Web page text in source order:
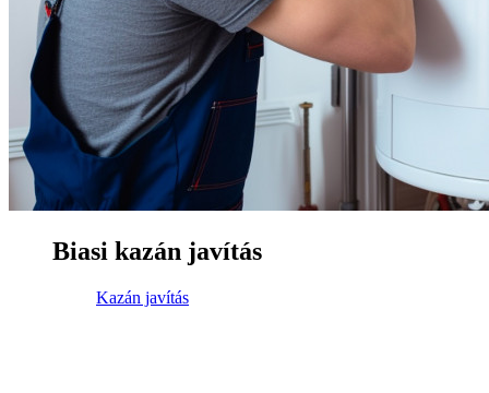
Biasi kazán javítás
Kazán javítás